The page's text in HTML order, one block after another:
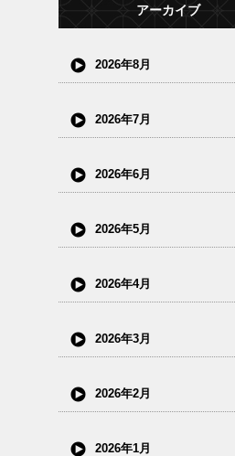
アーカイブ
2026年8月
2026年7月
2026年6月
2026年5月
2026年4月
2026年3月
2026年2月
2026年1月